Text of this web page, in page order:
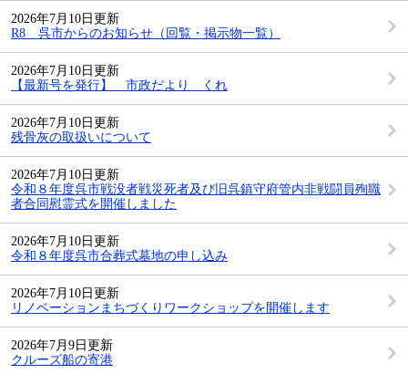
2026年7月10日更新
R8 呉市からのお知らせ（回覧・掲示物一覧）
2026年7月10日更新
【最新号を発行】 市政だより くれ
2026年7月10日更新
残骨灰の取扱いについて
2026年7月10日更新
令和８年度呉市戦没者戦災死者及び旧呉鎮守府管内非戦闘員殉職
者合同慰霊式を開催しました
2026年7月10日更新
令和８年度呉市合葬式墓地の申し込み
2026年7月10日更新
リノベーションまちづくりワークショップを開催します
2026年7月9日更新
クルーズ船の寄港